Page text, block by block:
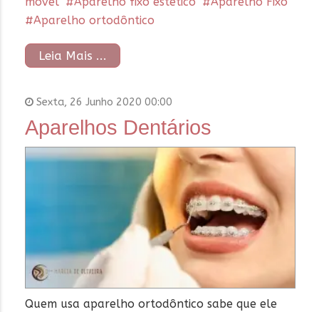
Aparelho ortodôntico
Leia Mais ...
Sexta, 26 Junho 2020 00:00
Aparelhos Dentários
Quem usa aparelho ortodôntico sabe que ele